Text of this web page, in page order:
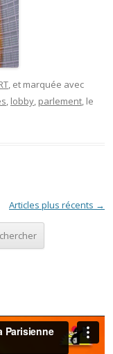
, et marquée avec
, lobby, parlement, le
Articles plus récents →